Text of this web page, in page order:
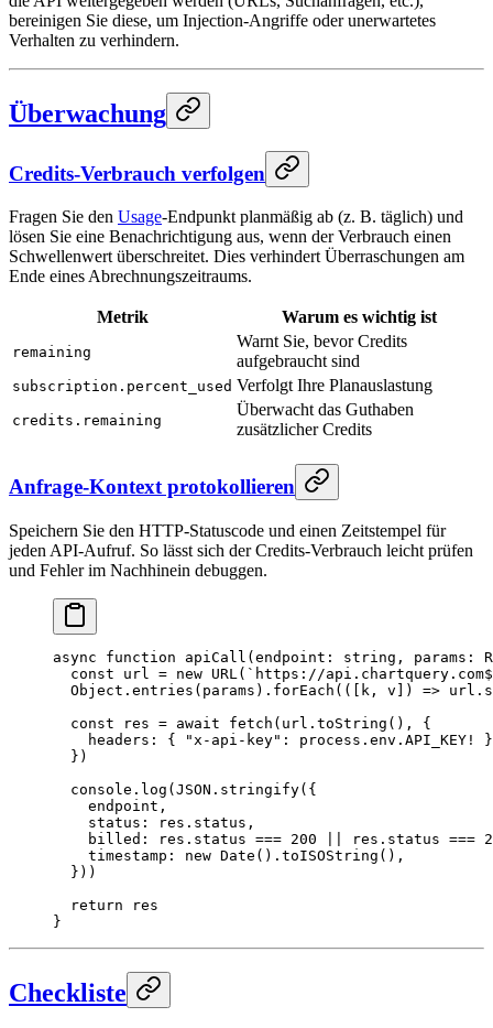
bereinigen Sie diese, um Injection-Angriffe oder unerwartetes
Verhalten zu verhindern.
Überwachung
Credits-Verbrauch verfolgen
Fragen Sie den Usage-Endpunkt planmäßig ab (z. B. täglich) und
lösen Sie eine Benachrichtigung aus, wenn der Verbrauch einen
Schwellenwert überschreitet. Dies verhindert Überraschungen am
Ende eines Abrechnungszeitraums.
Metrik Warum es wichtig ist
remaining
Warnt Sie, bevor Credits
aufgebraucht sind
subscription.percent_used Verfolgt Ihre Planauslastung
credits.remaining
Überwacht das Guthaben
zusätzlicher Credits
Anfrage-Kontext protokollieren
Speichern Sie den HTTP-Statuscode und einen Zeitstempel für
jeden API-Aufruf. So lässt sich der Credits-Verbrauch leicht prüfen
und Fehler im Nachhinein debuggen.
async function apiCall ( endpoint : string , params :
  const
url = new URL ( `https://
  Object.
entries (params). forEach (([ k , v ]) =>
  const
res = await fetch (url. toString (), {
    headers: {
"x-api-key" : process.env. API_KEY !
  })
  console.
log ( JSON . stringify({
    endpoint,
    status: res.status,
    billed: res.status
=== 200 res.status ===
    timestamp:
new Date (). toISOString (),
  }))
  return
res
}
Checkliste